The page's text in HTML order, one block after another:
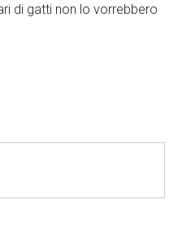
di gatti non lo vorrebbero